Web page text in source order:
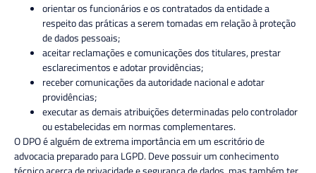
orientar os funcionários e os contratados da entidade a
respeito das práticas a serem tomadas em relação à proteção
de dados pessoais;
aceitar reclamações e comunicações dos titulares, prestar
esclarecimentos e adotar providências;
receber comunicações da autoridade nacional e adotar
providências;
executar as demais atribuições determinadas pelo controlador
ou estabelecidas em normas complementares.
O DPO é alguém de extrema importância em um escritório de
advocacia preparado para LGPD. Deve possuir um conhecimento